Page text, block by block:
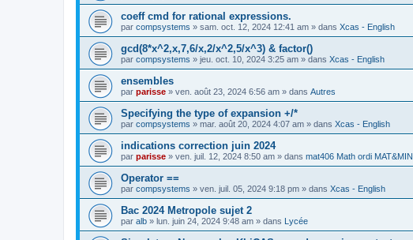
coeff cmd for rational expressions.
par compsystems » sam. oct. 12, 2024 12:41 am » dans Xcas - English
gcd(8*x^2,x,7,6/x,2/x^2,5/x^3) & factor()
par compsystems » jeu. oct. 10, 2024 3:25 am » dans Xcas - English
ensembles
par parisse » ven. août 23, 2024 6:56 am » dans Autres
Specifying the type of expansion +/*
par compsystems » mar. août 20, 2024 4:07 am » dans Xcas - English
indications correction juin 2024
par parisse » ven. juil. 12, 2024 8:50 am » dans mat406 Math ordi MAT&MIN
Operator ==
par compsystems » ven. juil. 05, 2024 9:18 pm » dans Xcas - English
Bac 2024 Metropole sujet 2
par alb » lun. juin 24, 2024 9:48 am » dans Lycée